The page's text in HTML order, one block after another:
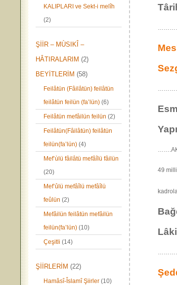
KALIPLARI ve Sekt-i melîh
(2)
ŞİİR – MÙSIKÎ –
HÂTIRALARIM (2)
BEYİTLERİM (58)
Feilâtün (Fâilâtün) feilâtün
feilâtün feilün (fa’lün) (6)
Feilâtün mefâilün feilün (2)
Feilâtün(Fâilâtün) feilâtün
feilün(fa’lün) (4)
Mef’ùlü fâilâtü mefâîlü fâilün
(20)
Mef’ûlü mefâîlü mefâîlü
feûlün (2)
Mefâilün feilâtün mefâilün
feilün(fa’lün) (10)
Çeşitli (14)
ŞİİRLERİM (22)
Hamâsî-Îslamî Şiirler (10)
49